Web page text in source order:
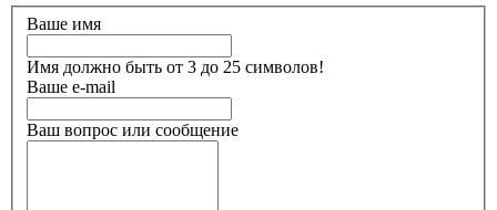
Ваше имя
Имя должно быть от 3 до 25 символов!
Ваше e-mail
Ваш вопрос или сообщение